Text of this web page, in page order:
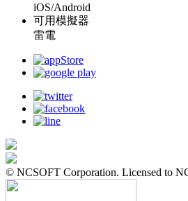
iOS/Android
可用模擬器
雷電
© NCSOFT Corporation. Licensed to